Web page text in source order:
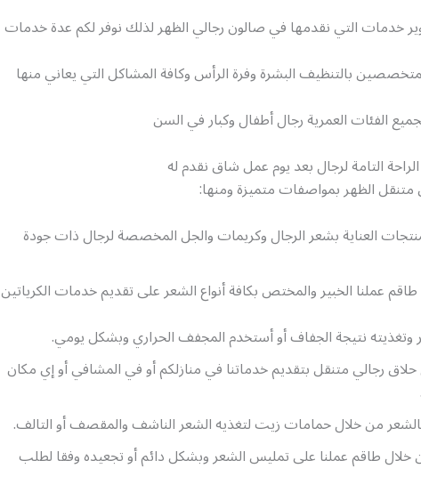
خدمات التي نقدمها في صالون رجالي الظهر لذلك نوفر لكم عدة خدمات
بالتنظيف البشرة وفرة الرأس وكافة المشاكل التي يعاني منها
الفئات العمرية رجال أطفال وكبار في السن
التامة لرجال بعد يوم عمل شاق نقدم له
الظهر بمواصفات متميزة ومنها:
العناية بشعر الرجال وكريمات والجل المخصصة لرجال ذات جودة
عملنا الخبير والمختص بكافة أنواع الشعر على تقديم خدمات الكرياتين
نتيجة الجفاف أو أستخدم المجفف الحراري وبشكل يومي.
رجالي متنقل بتقديم خدماتنا في منازلكم أو في المشافي أو إي مكان
بالشعر من خلال حمامات زيت لتغذيه الشعر الناشف والمقصف أو التالف.
طاقم عملنا على تمليس الشعر وبشكل دائم أو تجعيده وفقا لطلب